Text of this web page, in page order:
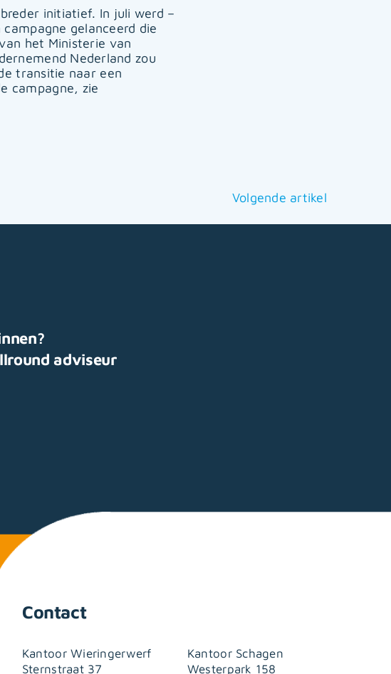
initiatief. In juli werd –
gelanceerd die
het Ministerie van
Nederland zou
transitie naar een
campagne, zie
Volgende artikel
adviseur
Contact
Kantoor Wieringerwerf
Sternstraat 37
Kantoor Schagen
Westerpark 158